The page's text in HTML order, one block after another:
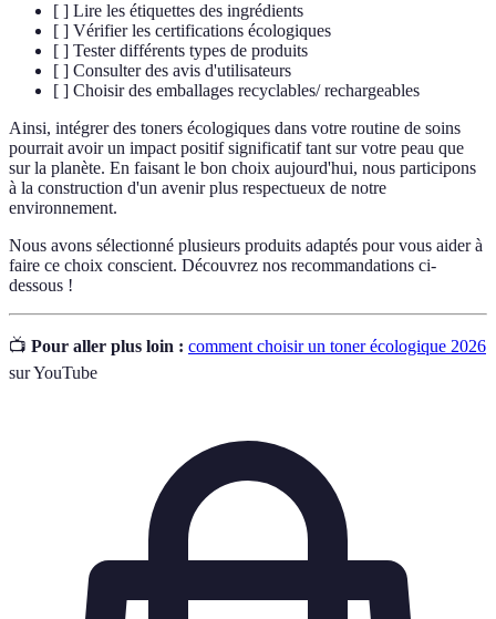
[ ] Lire les étiquettes des ingrédients
[ ] Vérifier les certifications écologiques
[ ] Tester différents types de produits
[ ] Consulter des avis d'utilisateurs
[ ] Choisir des emballages recyclables/ rechargeables
Ainsi, intégrer des toners écologiques dans votre routine de soins
pourrait avoir un impact positif significatif tant sur votre peau que
sur la planète. En faisant le bon choix aujourd'hui, nous participons
à la construction d'un avenir plus respectueux de notre
environnement.
Nous avons sélectionné plusieurs produits adaptés pour vous aider à
faire ce choix conscient. Découvrez nos recommandations ci-
dessous !
📺 Pour aller plus loin : comment choisir un toner écologique 2026
sur YouTube